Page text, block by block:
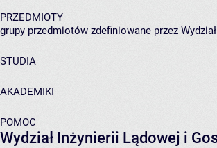
PRZEDMIOTY
grupy przedmiotów zdefiniowane przez
STUDIA
AKADEMIKI
POMOC
Wydział Inżynierii Lądowej i